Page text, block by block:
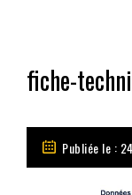
fiche-
Publiée le :